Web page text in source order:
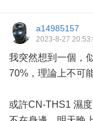
a14985157
2023-8-27
我突然想到一個，
70%，理論上不可
或許CN-THS1 濕